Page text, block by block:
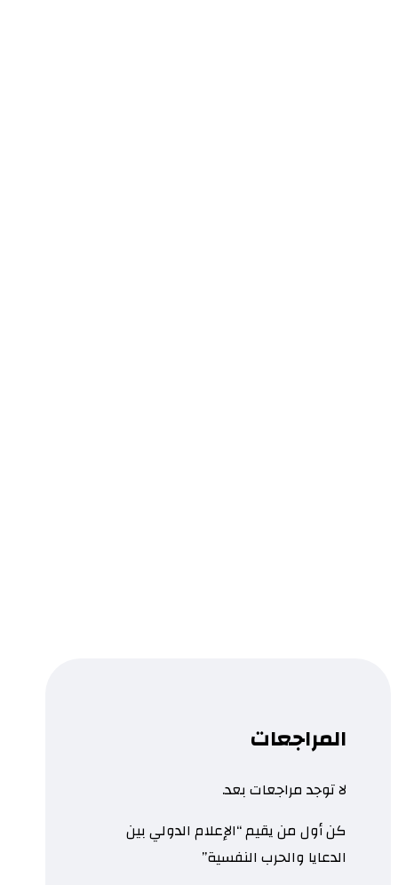
المراجعات
لا توجد مراجعات بعد.
كن أول من يقيم “الإعلام الدولي بين
الدعايا والحرب النفسية”